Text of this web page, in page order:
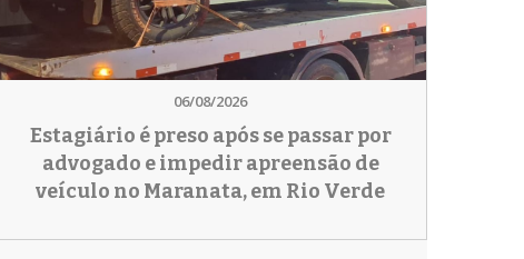
06/08/2026
Estagiário é preso após se passar por
advogado e impedir apreensão de
veículo no Maranata, em Rio Verde